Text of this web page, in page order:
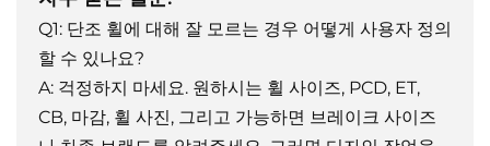
Q1: 단조 휠에 대해 잘 모르는 경우 어떻게 사용자 정의
할 수 있나요?
A: 걱정하지 마세요. 원하시는 휠 사이즈, PCD, ET,
CB, 마감, 휠 사진, 그리고 가능하면 브레이크 사이즈